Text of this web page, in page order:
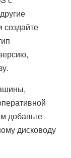
создайте
добавьте
дисководу